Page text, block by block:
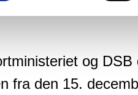
og
fra den 15.